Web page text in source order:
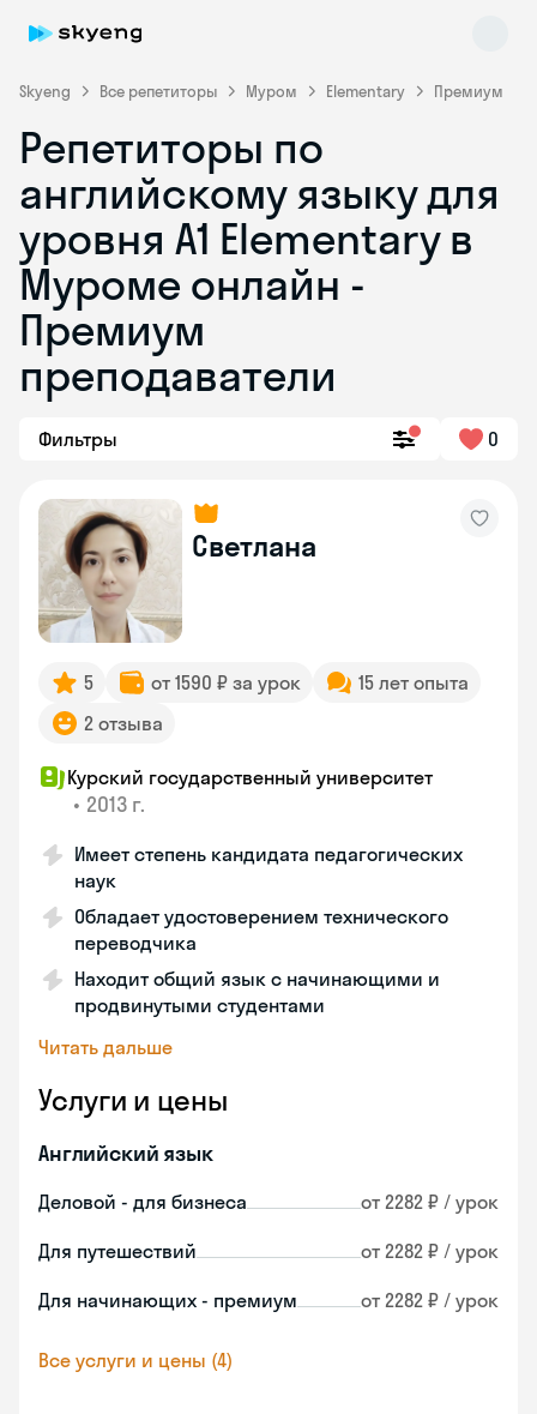
Skyeng Все репетиторы Муром Elementary Премиум
Репетиторы по
английскому языку для
уровня A1 Elementary в
Муроме онлайн -
Премиум
преподаватели
Фильтры 0
Светлана
5 от 1590 ₽ за урок
15 лет опыта
2 отзыва
Курский государственный университет
• 2013 г.
Имеет степень кандидата педагогических
наук
Обладает удостоверением технического
переводчика
Находит общий язык с начинающими и
продвинутыми студентами
Читать дальше
Услуги и цены
Английский язык
Деловой - для бизнеса от 2282 ₽ / урок
Для путешествий от 2282 ₽ / урок
Для начинающих - премиум от 2282 ₽ / урок
Все услуги и цены (4)
Skyeng Chat
online